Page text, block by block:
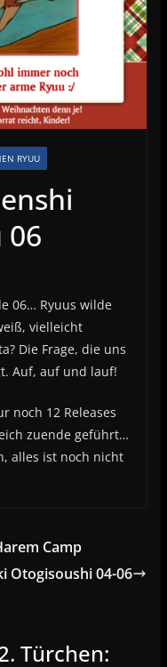
RYUU
06
06… Ryuus wilde
vielleicht
Die Frage, die uns
Auf, auf und lauf!
noch 12 Releases
zuende geführt…
alles ist noch nicht
Camp
Otogisoushi 04-06
Türchen: